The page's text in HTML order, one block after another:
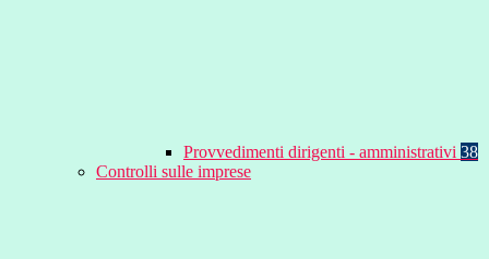
Provvedimenti dirigenti - amministrativi 38
Controlli sulle imprese